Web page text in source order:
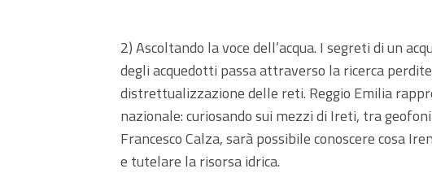
2) Ascoltando la voce dell’acqua. I segreti di un
degli acquedotti passa attraverso la ricerca
distrettualizzazione delle reti. Reggio Emilia
nazionale: curiosando sui mezzi di Ireti, tra
Francesco Calza, sarà possibile conoscere cosa
e tutelare la risorsa idrica.